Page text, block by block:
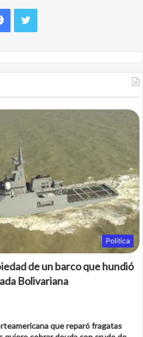
Facebook
Twitter
Política
de un barco que hundió
Bolivariana
que reparó fragatas